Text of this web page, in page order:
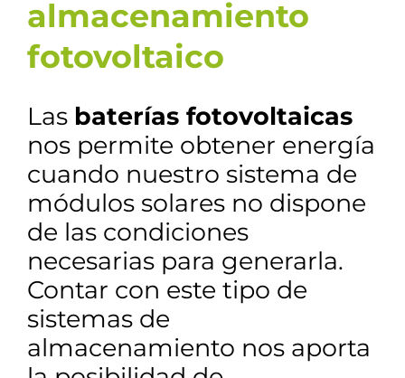
almacenamiento
fotovoltaico
Las baterías fotovoltaicas
nos permite obtener energía
cuando nuestro sistema de
módulos solares no dispone
de las condiciones
necesarias para generarla.
Contar con este tipo de
sistemas de
almacenamiento nos aporta